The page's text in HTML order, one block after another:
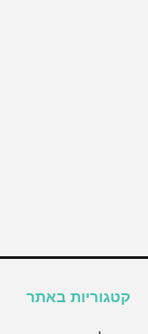
קטגוריות באתר